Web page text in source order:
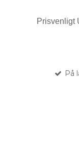
Prisvenligt
På